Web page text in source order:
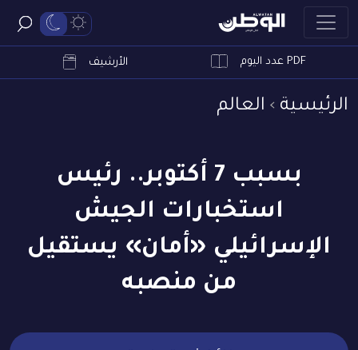
PDF عدد اليوم الأرشيف
الرئيسية العالم
بسبب 7 أكتوبر.. رئيس
استخبارات الجيش
الإسرائيلي «أمان» يستقيل
من منصبه